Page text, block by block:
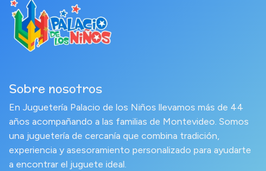
Sobre nosotros
En Juguetería Palacio de los Niños llevamos más de 44
años acompañando a las familias de Montevideo. Somos
una juguetería de cercanía que combina tradición,
experiencia y asesoramiento personalizado para ayudarte
a encontrar el juguete ideal.